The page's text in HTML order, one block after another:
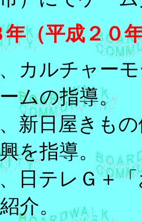
年（平成２０
カルチャー
ムの指導。
新日屋きもの
を指導。
日テレＧ＋「
介。